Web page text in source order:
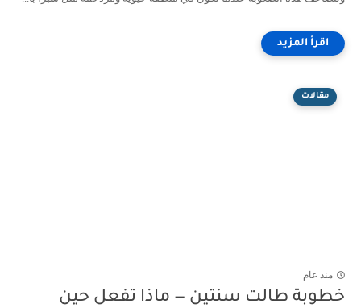
مقالات
منذ عام
خطوبة طالت سنتين — ماذا تفعل حين